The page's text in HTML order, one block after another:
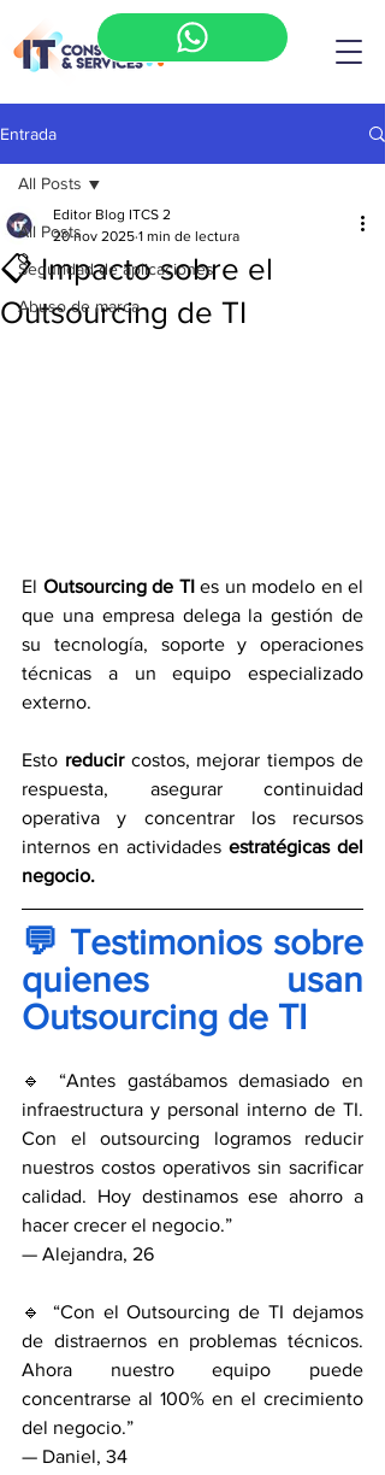
Entrada
All Posts
Seguridad de aplicaciones
Abuso de marca
All Posts
📋 Impacto sobre el
Outsourcing de TI
Editor Blog ITCS 2
20 nov 2025 1 min de lectura
El Outsourcing de TI es un modelo en el
que una empresa delega la gestión de
su tecnología, soporte y operaciones
técnicas a un equipo especializado
externo.
Esto reducir costos, mejorar tiempos de
respuesta, asegurar continuidad
operativa y concentrar los recursos
internos en actividades estratégicas del
negocio.
💬 Testimonios sobre
quienes usan
Outsourcing de TI
🔹 “Antes gastábamos demasiado en
infraestructura y personal interno de TI.
Con el outsourcing logramos reducir
nuestros costos operativos sin sacrificar
calidad. Hoy destinamos ese ahorro a
hacer crecer el negocio.”
— Alejandra, 26
🔹 “Con el Outsourcing de TI dejamos
de distraernos en problemas técnicos.
Ahora nuestro equipo puede
concentrarse al 100% en el crecimiento
del negocio.”
— Daniel, 34